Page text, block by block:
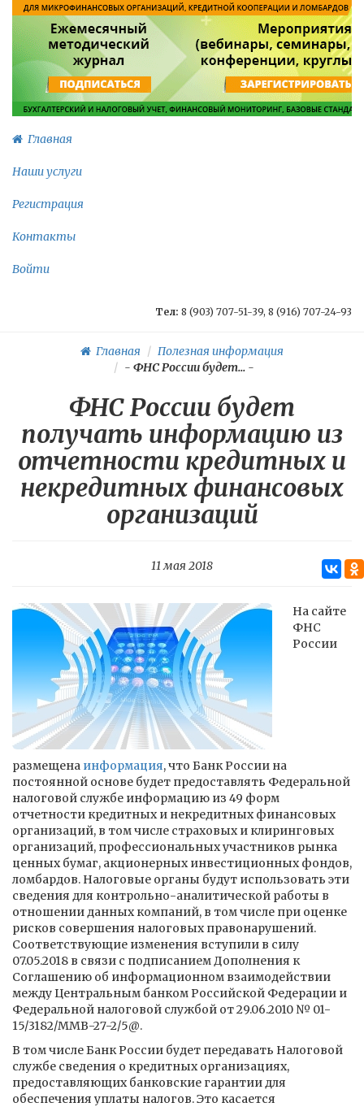
Главная
Наши услуги
Регистрация
Контакты
Войти
Тел: 8 (903) 707-51-39, 8 (916) 707-24-93
Главная
Полезная информация
- ФНС России будет... -
ФНС России будет
получать информацию из
отчетности кредитных и
некредитных финансовых
организаций
11 мая 2018
На сайте
ФНС
России
размещена информация, что Банк России на
постоянной основе будет предоставлять Федеральной
налоговой службе информацию из 49 форм
отчетности кредитных и некредитных финансовых
организаций, в том числе страховых и клиринговых
организаций, профессиональных участников рынка
ценных бумаг, акционерных инвестиционных фондов,
ломбардов. Налоговые органы будут использовать эти
сведения для контрольно-аналитической работы в
отношении данных компаний, в том числе при оценке
рисков совершения налоговых правонарушений.
Соответствующие изменения вступили в силу
07.05.2018 в связи с подписанием Дополнения к
Соглашению об информационном взаимодействии
между Центральным банком Российской Федерации и
Федеральной налоговой службой от 29.06.2010 № 01-
15/3182/ММВ-27-2/5@.
В том числе Банк России будет передавать Налоговой
службе сведения о кредитных организациях,
предоставляющих банковские гарантии для
обеспечения уплаты налогов. Это касается